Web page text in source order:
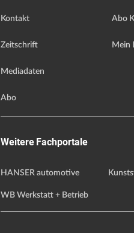
Kontakt
Zeitschrift
Mediadaten
Abo
Abo
Mein
Weitere Fachportale
HANSER automotive
WB Werkstatt + Betrieb